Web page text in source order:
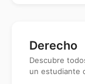
Derecho
Descubre
un estudiante